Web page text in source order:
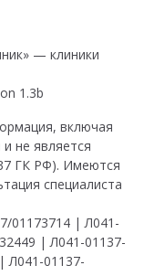
1.3b
включая
не является
ГК РФ). Имеются
специалиста
01173714 | Л041-
| Л041-01137-
Л041-01137-